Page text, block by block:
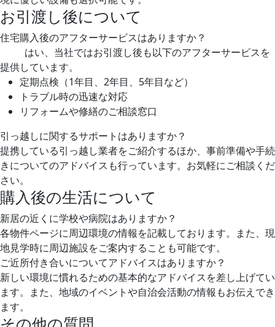
お引渡し後について
住宅購入後のアフターサービスはありますか？
はい、当社ではお引渡し後も以下のアフターサービスを
提供しています。
定期点検（1年目、2年目、5年目など）
トラブル時の迅速な対応
リフォームや修繕のご相談窓口
引っ越しに関するサポートはありますか？
提携している引っ越し業者をご紹介するほか、事前準備や手続
きについてのアドバイスも行っています。お気軽にご相談くだ
さい。
購入後の生活について
新居の近くに学校や病院はありますか？
各物件ページに周辺環境の情報を記載しております。また、現
地見学時に周辺施設をご案内することも可能です。
ご近所付き合いについてアドバイスはありますか？
新しい環境に慣れるための基本的なアドバイスを差し上げてい
ます。また、地域のイベントや自治会活動の情報もお伝えでき
ます。